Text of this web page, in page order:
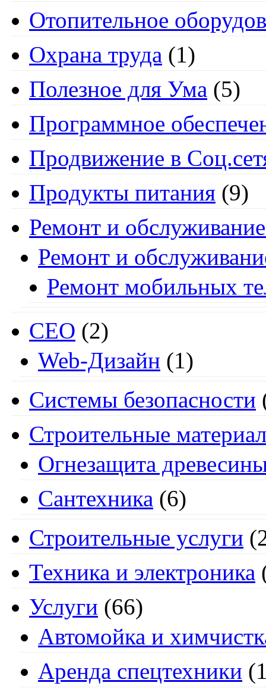
Отопительное
Охрана труда (1)
Полезное для Ума (5)
Программное
Продвижение в
Продукты питания (9)
Ремонт и
Ремонт и
Ремонт мобильных
СЕО (2)
Web-Дизайн (1)
Системы безопасности
Строительные
Огнезащита
Сантехника (6)
Строительные услуги
Техника и электроника
Услуги (66)
Автомойка и
Аренда спецтехники